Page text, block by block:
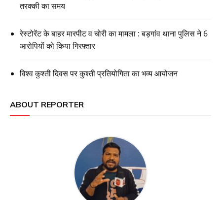
तरक्की का समय
रेस्टोरेंट के बाहर मारपीट व चोरी का मामला : बड़गांव थाना पुलिस ने 6
आरोपियों को किया गिरफ़्तार
विश्व कुश्ती दिवस पर कुश्ती प्रतियोगिता का भव्य आयोजन
ABOUT REPORTER